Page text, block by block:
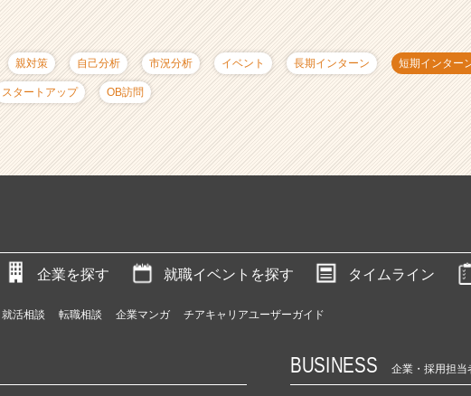
親対策 自己分析 市況分析 イベント 長期インターン 短期インター
スタートアップ OB訪問
企業を探す 就職イベントを探す タイムライン
就活相談 転職相談 企業マンガ チアキャリアユーザーガイド
BUSINESS 企業・採用担当